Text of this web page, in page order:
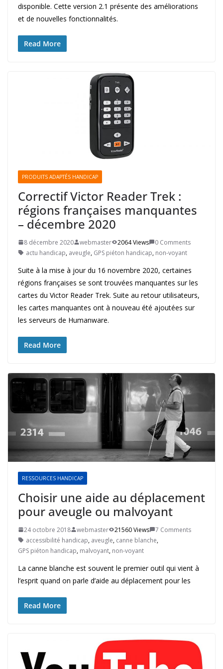
disponible. Cette version 2.1 présente des améliorations
et de nouvelles fonctionnalités.
Read More
PRODUITS ADAPTÉS HANDICAP
Correctif Victor Reader Trek :
régions françaises manquantes
– décembre 2020
8 décembre 2020 webmaster 2064 Views
0 Comments
actu handicap, aveugle, GPS piéton handicap, non-voyant
Suite à la mise à jour du 16 novembre 2020, certaines
régions françaises se sont trouvées manquantes sur les
cartes du Victor Reader Trek. Suite au retour utilisateurs,
les cartes manquantes ont à nouveau été ajoutées sur
les serveurs de Humanware.
Read More
RESSOURCES HANDICAP
Choisir une aide au déplacement
pour aveugle ou malvoyant
24 octobre 2018 webmaster 21560 Views
7 Comments
accessibilité handicap, aveugle, canne blanche,
GPS piéton handicap, malvoyant, non-voyant
La canne blanche est souvent le premier outil qui vient à
l’esprit quand on parle d’aide au déplacement pour les
Read More